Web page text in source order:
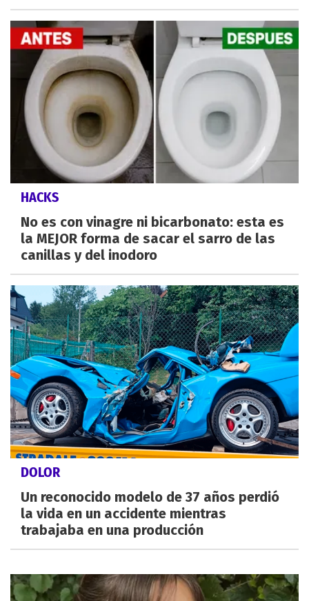
HACKS
No es con vinagre ni bicarbonato: esta es
la MEJOR forma de sacar el sarro de las
canillas y del inodoro
DOLOR
Un reconocido modelo de 37 años perdió
la vida en un accidente mientras
trabajaba en una producción